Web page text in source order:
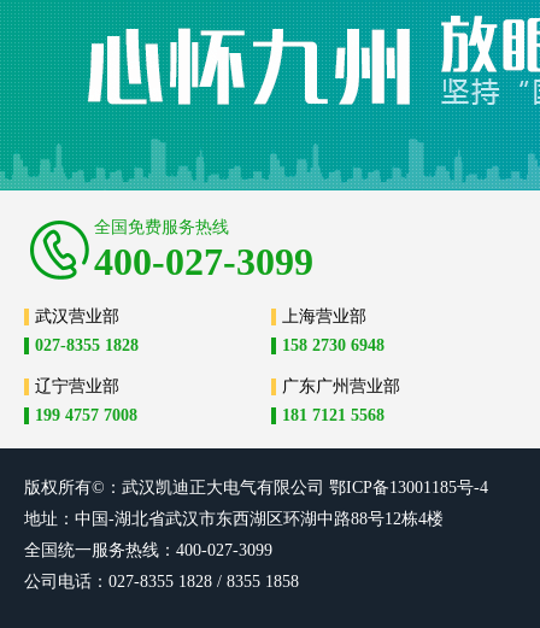
全国免费服务热线
400-027-3099
武汉营业部
027-8355 1828
上海营业部
158 2730 6948
辽宁营业部
199 4757 7008
广东广州营业部
181 7121 5568
版权所有©：武汉凯迪正大电气有限公司 鄂ICP备13001185号-4
地址：中国-湖北省武汉市东西湖区环湖中路88号12栋4楼
全国统一服务热线：400-027-3099
公司电话：027-8355 1828 / 8355 1858